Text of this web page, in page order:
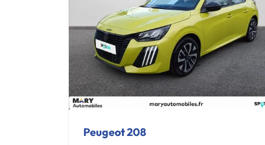
Peugeot 208